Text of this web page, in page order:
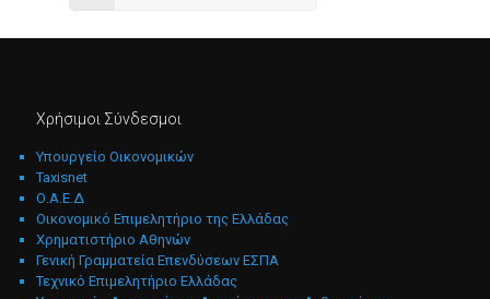
Χρήσιμοι Σύνδεσμοι
Υπουργείο Οικονομικών
Taxisnet
Ο.Α.Ε.Δ
Οικονομικό Επιμελητήριο της Ελλάδας
Χρηματιστήριο Αθηνών
Γενική Γραμματεία Επενδύσεων ΕΣΠΑ
Τεχνικό Επιμελητήριο Ελλάδας